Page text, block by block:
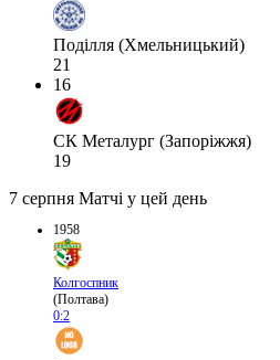
Поділля (Хмельницький)
21
16
СК Металург (Запоріжжя)
19
7 серпня Матчі у цей день
1958
Колгоспник
(Полтава)
0:2